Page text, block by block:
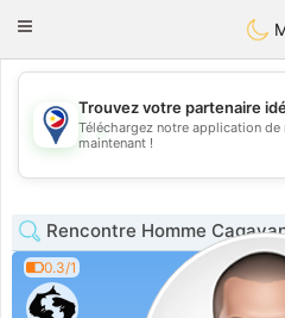
Toggle
💖
💕
Trouvez votre partenaire
Téléchargez notre application de
maintenant !
Rencontre Homme
0.3/1